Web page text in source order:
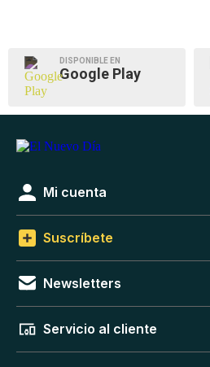
DISPONIBLE EN
Google Play
Mi cuenta
Suscríbete
Newsletters
Servicio al cliente